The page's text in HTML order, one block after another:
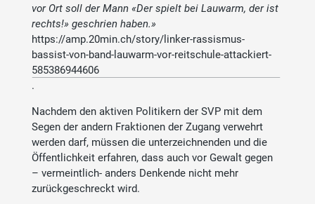
vor Ort soll der Mann «Der spielt bei Lauwarm, der ist
rechts!» geschrien haben.»
https://amp.20min.ch/story/linker-rassismus-
bassist-von-band-lauwarm-vor-reitschule-attackiert-
585386944606
.
Nachdem den aktiven Politikern der SVP mit dem
Segen der andern Fraktionen der Zugang verwehrt
werden darf, müssen die unterzeichnenden und die
Öffentlichkeit erfahren, dass auch vor Gewalt gegen
– vermeintlich- anders Denkende nicht mehr
zurückgeschreckt wird.